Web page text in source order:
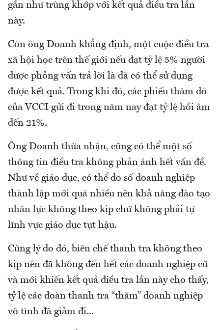
gần như trùng khớp với kết quả điều tra lần
này.
Còn ông Doanh khẳng định, một cuộc điều tra
xã hội học trên thế giới nếu đạt tỷ lệ 5% người
được phỏng vấn trả lời là đã có thể sử dụng
được kết quả. Trong khi đó, các phiếu thăm dò
của VCCI gửi đi trong năm nay đạt tỷ lệ hồi âm
đến 21%.
Ông Doanh thừa nhận, cũng có thể một số
thông tin điều tra không phản ánh hết vấn đề.
Như về giáo dục, có thể do số doanh nghiệp
thành lập mới quá nhiều nên khả năng đào tạo
nhân lực không theo kịp chứ không phải tự
lĩnh vực giáo dục tụt hậu.
Cùng lý do đó, biên chế thanh tra không theo
kịp nên đã không đến hết các doanh nghiệp cũ
và mới khiến kết quả điều tra lần này cho thấy,
tỷ lệ các đoàn thanh tra “thăm” doanh nghiệp
vô tình đã giảm đi...